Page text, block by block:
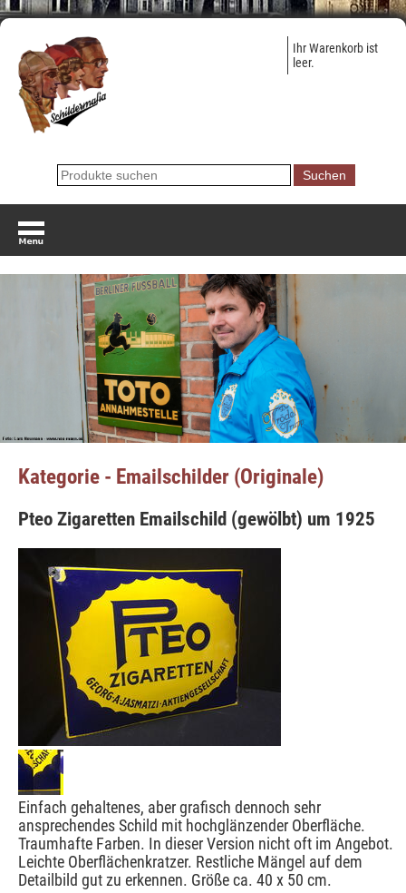
Ihr Warenkorb ist
leer.
Kategorie - Emailschilder (Originale)
Pteo Zigaretten Emailschild (gewölbt) um 1925
Einfach gehaltenes, aber grafisch dennoch sehr
ansprechendes Schild mit hochglänzender Oberfläche.
Traumhafte Farben. In dieser Version nicht oft im Angebot.
Leichte Oberflächenkratzer. Restliche Mängel auf dem
Detailbild gut zu erkennen. Größe ca. 40 x 50 cm.